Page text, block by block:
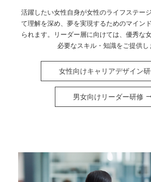
活躍したい女性自身が女性のライフステー
て理解を深め、夢を実現するためのマイン
られます。リーダー層に向けては、優秀な
必要なスキル・知識をご提供し
女性向けキャリアデザイン
男女向けリーダー研修